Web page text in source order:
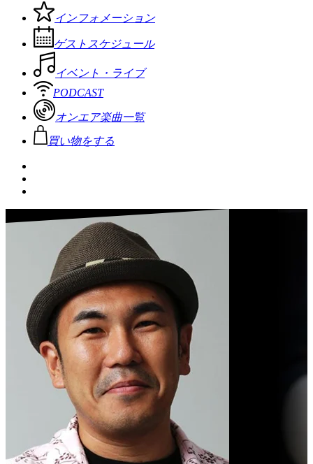
インフォメーション
ゲストスケジュール
イベント・ライブ
PODCAST
オンエア楽曲一覧
買い物をする